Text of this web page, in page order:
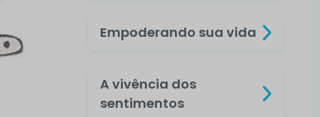
Empoderando sua vida
A vivência dos
sentimentos